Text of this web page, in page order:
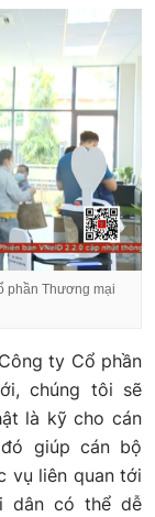
phần Thương mại
ty Cổ phần
chúng tôi sẽ
là kỹ cho cán
giúp cán bộ
vụ liên quan tới
dân có thể dễ